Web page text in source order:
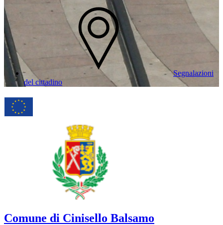
Segnalazioni
del cittadino
Comune di Cinisello Balsamo